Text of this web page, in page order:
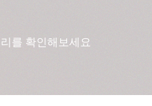
를 확인해보세요